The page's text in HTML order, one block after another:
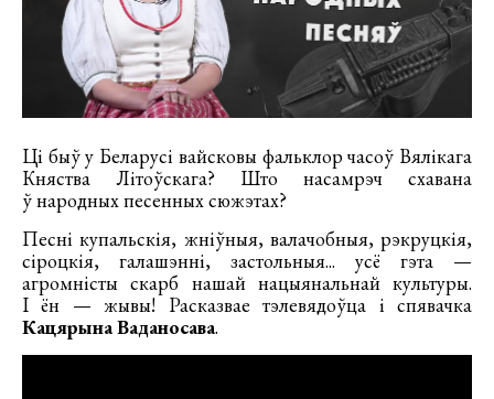
Ці быў у Беларусі вайсковы фальклор часоў Вялікага
Княства Літоўскага? Што насамрэч схавана
ў народных песенных сюжэтах?
Песні купальскія, жніўныя, валачобныя, рэкруцкія,
сіроцкія, галашэнні, застольныя... усё гэта —
агромністы скарб нашай нацыянальнай культуры.
І ён — жывы! Расказвае тэлевядоўца і спявачка
Кацярына Ваданосава.